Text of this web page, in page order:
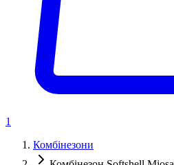
1
Комбінезони